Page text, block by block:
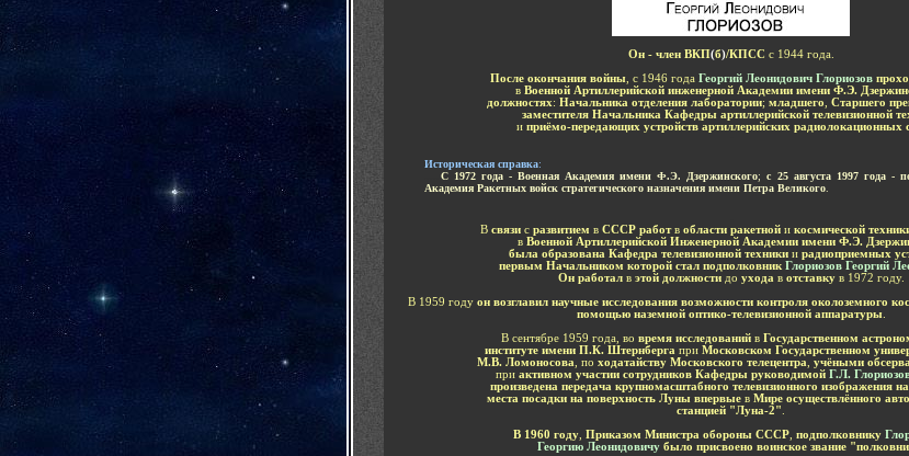
Он - член ВКП(б)/КПСС с 1944 года.
После окончания войны, с 1946 года Георгий Леонидович Глориозов
в Военной Артиллерийской инженерной Академии имени Ф.Э.
должностях: Начальника отделения лаборатории; младшего Старшего
заместителя Начальника Кафедры артиллерийской телевизионной
и приёмо-передающих устройств артиллерийских радиолокационных
Историческая справка:
С 1972 года - Военная Академия имени Ф.Э. Дзержинского; с 25 августа 1997 года -
Академия Ракетных войск стратегического назначения имени Петра Великого
Всвязи с развитием в СССР работвобласти ракетной и космической
в Военной Артиллерийской Инженерной Академии имени Ф.Э.
была образована Кафедра телевизионной техники и радиоприемных
первым Начальником которой стал подполковник Глориозов Георгий
Он работал в этой должности до ухода в отставкув 1972 году.
В 1959 году он возглавил научные исследования возможности контроля околоземного
помощью наземной оптико-телевизионной аппаратуры.
В сентябре 1959 года, во время исследований в Государственном
институте имени П.К. Штернберга при Московском Государственном
М.В. Ломоносова , по ходатайству Московского телецентра
учёными
при активном участии сотрудников Кафедры руководимой Г.Л.
произведена передача крупномасштабного телевизионного изображения
места посадки на поверхность Луны впервые в Мире осуществлённого
станцией "Луна-2"
В 1960 году Приказом Министра обороны СССР подполковнику
Георгию Леонидовичу было присвоено воинское звание